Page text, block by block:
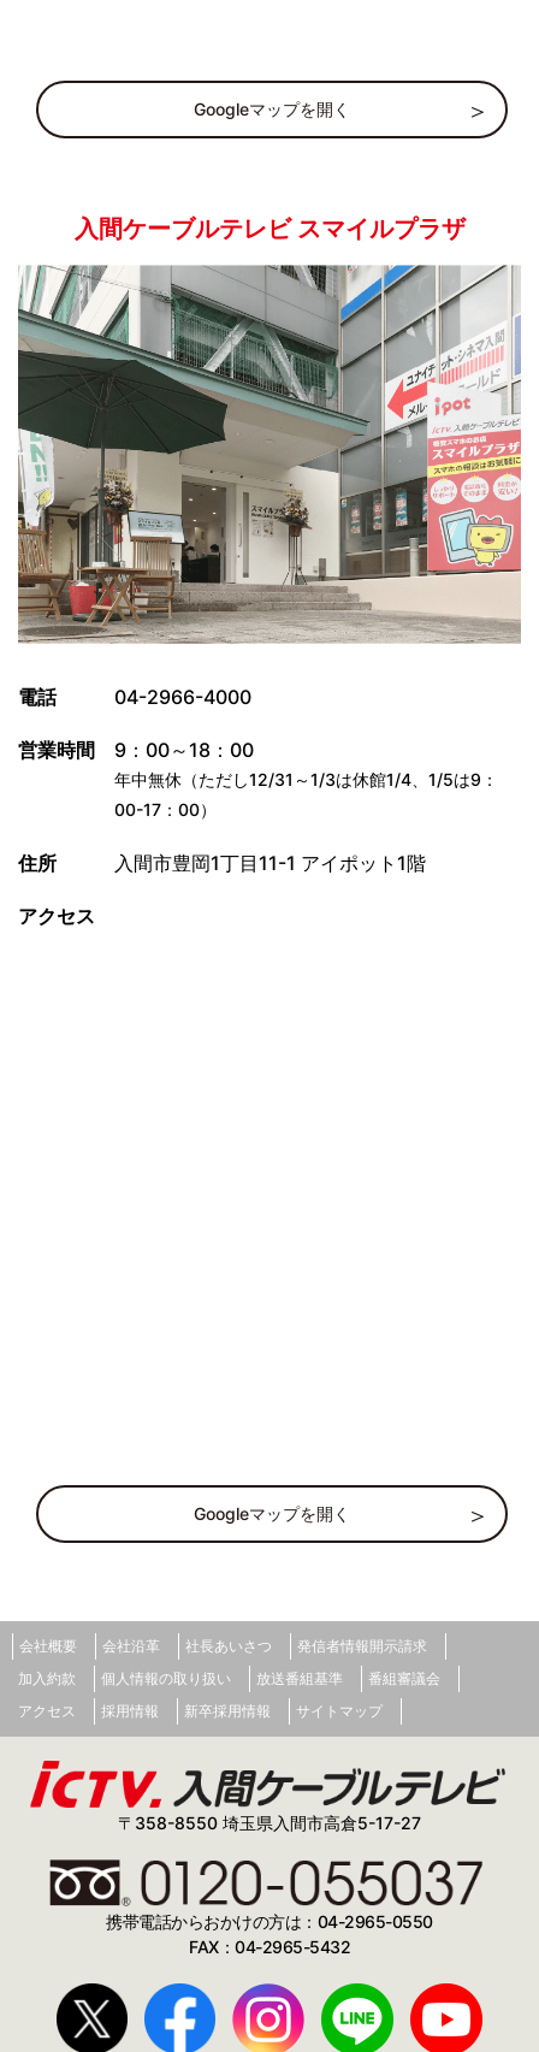
Googleマップを開く
入間ケーブルテレビ スマイルプラザ
電話 04-2966-4000
営業時間 9：00～18：00
年中無休（ただし12/31～1/3は休館1/4、1/5は9：
00-17：00）
住所 入間市豊岡1丁目11-1 アイポット1階
アクセス
Googleマップを開く
会社概要 会社沿革 社長あいさつ
発信者情報開示請求
加入約款
個人情報の取り扱い 放送番組基準
番組審議会
アクセス
採用情報 新卒採用情報 サイトマップ
〒358-8550 埼玉県入間市高倉5-17-27
携帯電話からおかけの方は：04-2965-0550
FAX：04-2965-5432